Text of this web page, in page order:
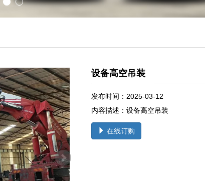
设备高空吊装
发布时间：2025-03-12
内容描述：设备高空吊装
在线订购